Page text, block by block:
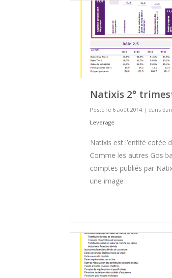
Natixis 2°
Posté le 6 août 2014 | dans
Leverage
Natixis est l’entité cotée
Comme les autres Gos
comptes publiés par
une image…